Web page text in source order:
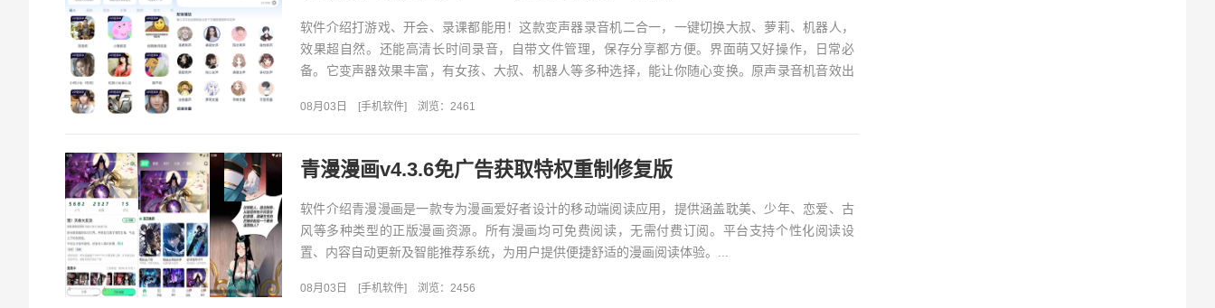
软件介绍打游戏、开会、录课都能用！这款变声器录音机二合一，一键切换大叔、萝莉、机器人，
效果超自然。还能高清长时间录音，自带文件管理，保存分享都方便。界面萌又好操作，日常必
备。它变声器效果丰富，有女孩、大叔、机器人等多种选择，能让你随心变换。原声录音机音效出
08月03日 [手机软件] 浏览：2461
青漫漫画v4.3.6免广告获取特权重制修复版
软件介绍青漫漫画是一款专为漫画爱好者设计的移动端阅读应用，提供涵盖耽美、少年、恋爱、古
风等多种类型的正版漫画资源。所有漫画均可免费阅读，无需付费订阅。平台支持个性化阅读设
置、内容自动更新及智能推荐系统，为用户提供便捷舒适的漫画阅读体验。...
08月03日 [手机软件] 浏览：2456